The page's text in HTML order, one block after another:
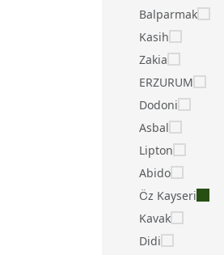
Balparmak
Kasih
Zakia
ERZURUM
Dodoni
Asbal
Lipton
Abido
Öz Kayseri
Kavak
Didi